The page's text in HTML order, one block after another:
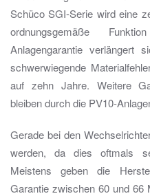
Schüco SGI-Serie wird eine
ordnungsgemäße
Anlagengarantie verlängert
schwerwiegende
auf zehn Jahre. Weitere
bleiben durch die PV10-
Gerade bei den
werden, da dies oftmals
Meistens geben die
Garantie zwischen 60 und 66